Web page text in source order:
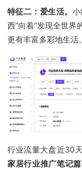
特征二：爱生活。
西”向着“发现全世界
更有丰富多彩地生活。
行业流量大盘近30
家居行业推广笔记